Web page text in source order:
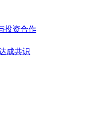
投资合作
成共识